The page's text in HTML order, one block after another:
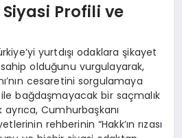
Siyasi Profili ve
yurtdışı odaklara şikayet
olduğunu vurgulayarak,
cesaretini sorgulamaya
ile bağdaşmayacak bir saçmalık
Cumhurbaşkanı
rehberinin “Hakk’ın rızası